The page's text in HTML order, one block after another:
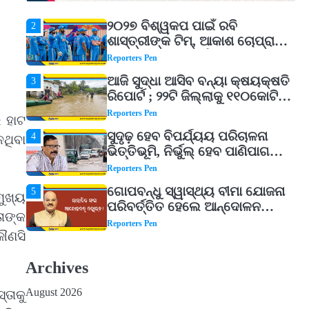
ମନ୍ତ୍ର, ଦୂର ହୋଇପାରେ ଆର୍ଥିକ
ସଙ୍କଟ
Reporters Pen
2
୨୦୨୭ ବିଶ୍ୱକପ ପାଇଁ ରବି
ଶାସ୍ତ୍ରୀଙ୍କ ଟିମ୍, ଆକାଶ ଚୋପ୍ରା
ଦେଲେ ୧୦ରୁ ୮ ମାର୍କ
Reporters Pen
3
ଆଜି ସୁଦ୍ଧା ଆସିବ ବନ୍ୟା କ୍ଷୟକ୍ଷତି
ରିପୋର୍ଟ ; ୨୨ଟି ଜିଲ୍ଲାକୁ ୧୧୦କୋଟି
ଟଙ୍କା ମଞ୍ଜୁର
Reporters Pen
4
ସୁଦୃଢ଼ ହେବ ବିପର୍ଯ୍ୟୟ ପରିଚାଳନା
ଭିତ୍ତିଭୂମି, ନିର୍ଭୁଲ୍ ହେବ ପାଣିପାଗ
ପୂର୍ବାନୁମାନ
Reporters Pen
5
ଗୋପବନ୍ଧୁ ସ୍ୱାସ୍ଥ୍ୟ ବୀମା ଯୋଜନା
ପରିବର୍ତ୍ତିତ ହେଲେ ଆନ୍ଦୋଳନ
ତେଜିବ : ଉତ୍କଳ ସାମ୍ବାଦିକ ସଂଘ
Reporters Pen
Archives
August 2026